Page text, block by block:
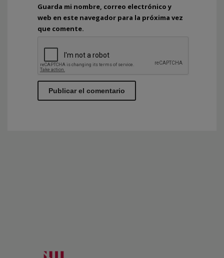
Guarda mi nombre, correo electrónico y
web en este navegador para la próxima vez
que comente.